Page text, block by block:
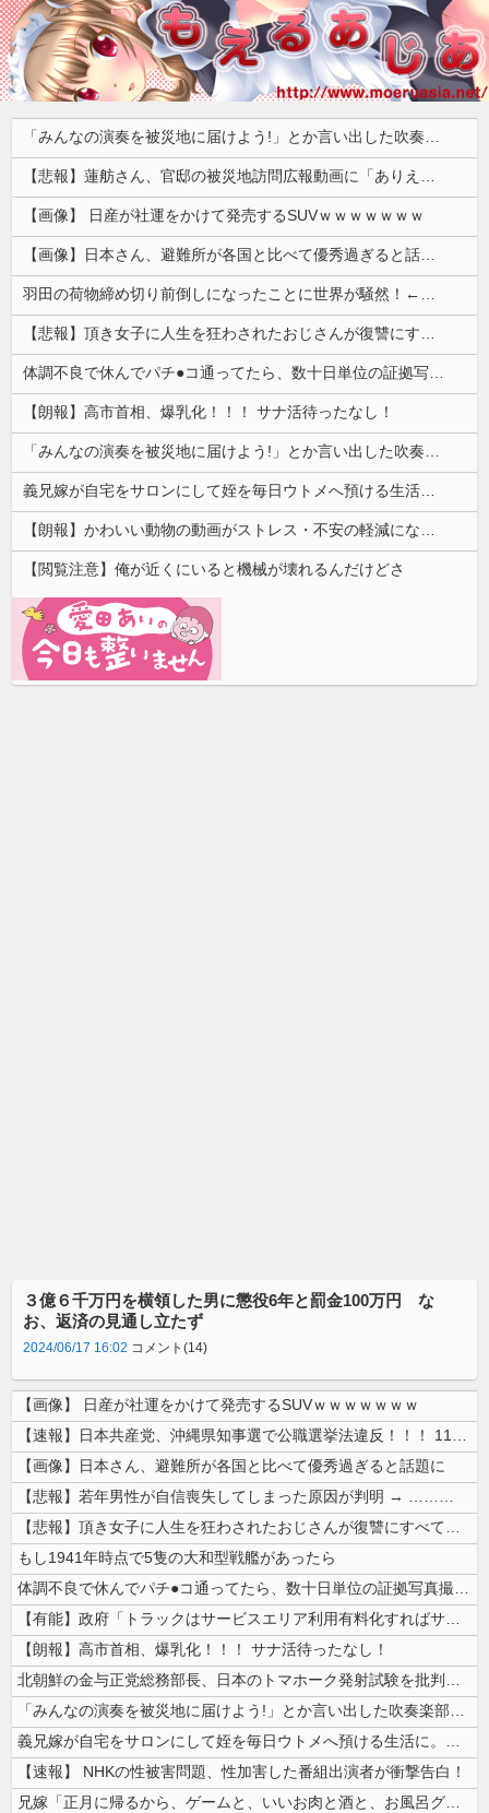
「みんなの演奏を被災地に届けよう!」とか言い出した吹奏楽部の顧問、だが泊まる場所やご飯は現地のお寺とかホテルとか……
【悲報】蓮舫さん、官邸の被災地訪問広報動画に「ありえない！作成費用は、あなたの税金です！」と猛批判 → ネットからは巨大ブーメランを指摘する声 ｗｗｗｗｗｗｗ
【画像】 日産が社運をかけて発売するSUVｗｗｗｗｗｗｗ
【画像】日本さん、避難所が各国と比べて優秀過ぎると話題に
羽田の荷物締め切り前倒しになったことに世界が騒然！←「日本のサービス劣化の兆候！」（海外の反応）
【悲報】頂き女子に人生を狂わされたおじさんが復讐にすべてを捧げるヱロゲが発売ｗｗｗｗｗ
体調不良で休んでパチ●コ通ってたら、数十日単位の証拠写真撮られて会社クビになった
【朗報】高市首相、爆乳化！！！ サナ活待ったなし！
「みんなの演奏を被災地に届けよう!」とか言い出した吹奏楽部の顧問、だが泊まる場所やご飯は現地のお寺とかホテルとか……
義兄嫁が自宅をサロンにして姪を毎日ウトメへ預ける生活に。数年後、そのツケが一気に回ってきて…
【朗報】かわいい動物の動画がストレス・不安の軽減になる可能性。英大学の研究で実証
【閲覧注意】俺が近くにいると機械が壊れるんだけどさ
３億６千万円を横領した男に懲役6年と罰金100万円 な
お、返済の見通し立たず
2024/06/17 16:02 コメント(14)
【画像】 日産が社運をかけて発売するSUVｗｗｗｗｗｗｗ
【速報】日本共産党、沖縄県知事選で公職選挙法違反！！！ 110番通報さ...
【画像】日本さん、避難所が各国と比べて優秀過ぎると話題に
【悲報】若年男性が自信喪失してしまった原因が判明 → ………
【悲報】頂き女子に人生を狂わされたおじさんが復讐にすべてを捧げるヱロゲ...
もし1941年時点で5隻の大和型戦艦があったら
体調不良で休んでパチ●コ通ってたら、数十日単位の証拠写真撮られて会社ク...
【有能】政府「トラックはサービスエリア利用有料化すればサボらず走るし流...
【朗報】高市首相、爆乳化！！！ サナ活待ったなし！
北朝鮮の金与正党総務部長、日本のトマホーク発射試験を批判…「軍事的選択...
「みんなの演奏を被災地に届けよう!」とか言い出した吹奏楽部の顧問、だが...
義兄嫁が自宅をサロンにして姪を毎日ウトメへ預ける生活に。数年後、そのツ...
【速報】 NHKの性被害問題、性加害した番組出演者が衝撃告白！
兄嫁「正月に帰るから、ゲームと、いいお肉と酒と、お風呂グッズの準備しと...